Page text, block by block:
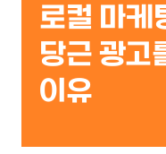
로컬 마케
당근 광고
이유